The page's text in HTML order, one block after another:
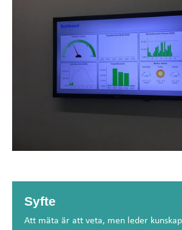
Syfte
Att mäta är att veta, men leder